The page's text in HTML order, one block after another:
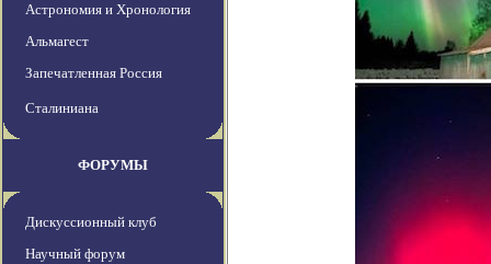
Астрономия и Хронология
Альмагест
Запечатленная Россия
Сталиниана
ФОРУМЫ
Дискуссионный клуб
Научный форум